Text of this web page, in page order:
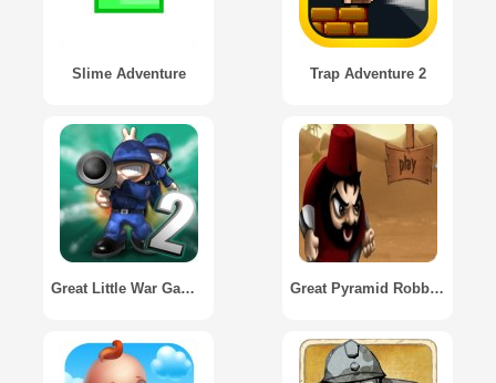
Slime Adventure Trap Adventure 2
Great Little War Game 2 Great Pyramid Robbery